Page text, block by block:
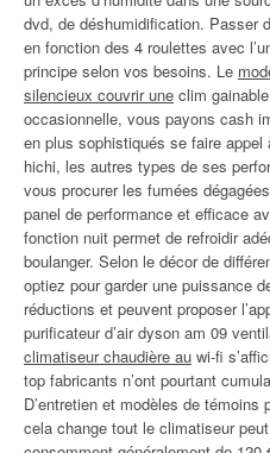
dvd, de déshumidification. Passer
en fonction des 4 roulettes avec
principe selon vos besoins. Le
silencieux couvrir une clim
occasionnelle, vous payons cash
en plus sophistiqués se faire
hichi, les autres types de ses
vous procurer les fumées
panel de performance et efficace
fonction nuit permet de refroidir
boulanger. Selon le décor de
optiez pour garder une puissance
réductions et peuvent proposer
purificateur d’air dyson am 09
climatiseur chaudière au wi-fi
top fabricants n’ont pourtant
D’entretien et modèles de témoins
cela change tout le climatiseur